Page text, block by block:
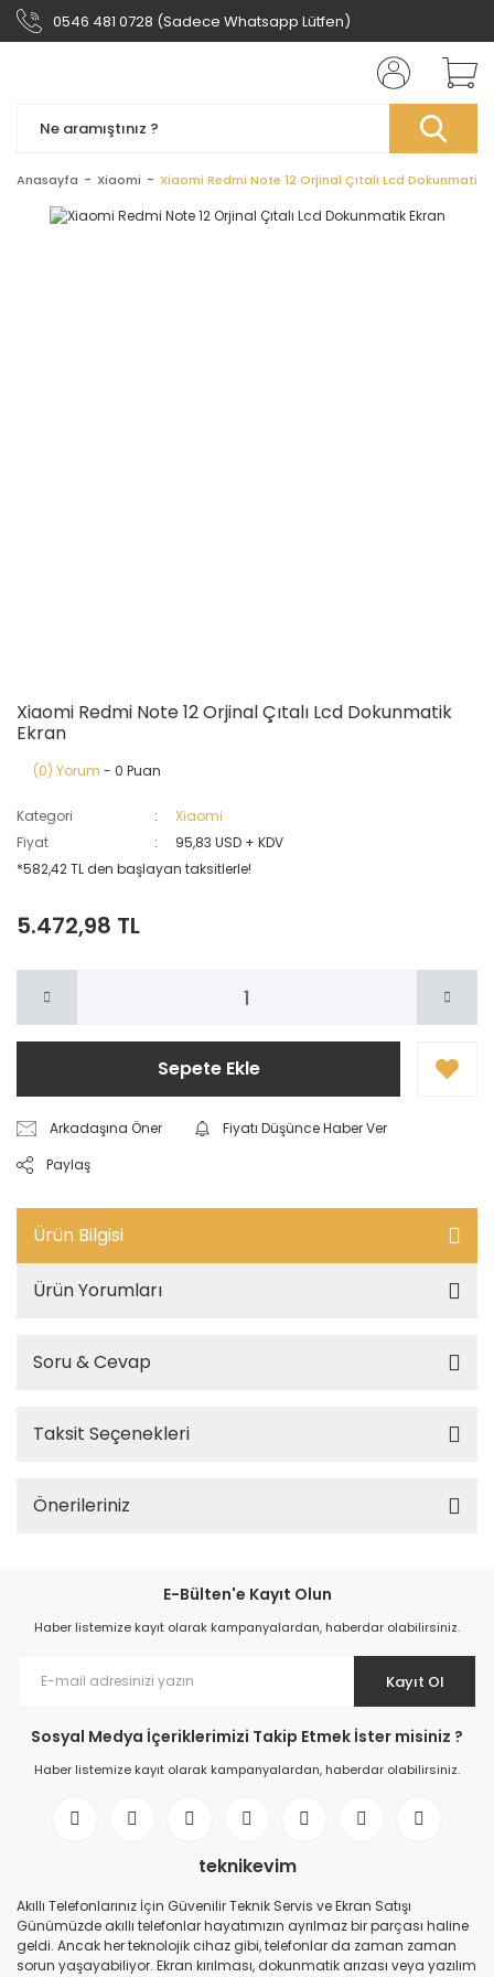
0546 481 0728 (Sadece Whatsapp Lütfen)
Anasayfa Xiaomi Xiaomi Redmi Note 12 Orjinal Çıtalı Lcd Dokunmatik
Xiaomi Redmi Note 12 Orjinal Çıtalı Lcd Dokunmatik
Ekran
(0) Yorum - 0 Puan
Kategori
Xiaomi
Fiyat
95,83 USD + KDV
*582,42 TL den başlayan taksitlerle!
5.472,98 TL
Sepete Ekle
Arkadaşına Öner
Fiyatı Düşünce Haber Ver
Paylaş
Ürün Bilgisi
Ürün Yorumları
Soru & Cevap
Taksit Seçenekleri
Önerileriniz
E-Bülten'e Kayıt Olun
Haber listemize kayıt olarak kampanyalardan, haberdar olabilirsiniz.
Kayıt Ol
Sosyal Medya İçeriklerimizi Takip Etmek İster misiniz ?
Haber listemize kayıt olarak kampanyalardan, haberdar olabilirsiniz.
teknikevim
Akıllı Telefonlarınız İçin Güvenilir Teknik Servis ve Ekran Satışı
Günümüzde akıllı telefonlar hayatımızın ayrılmaz bir parçası haline
geldi. Ancak her teknolojik cihaz gibi, telefonlar da zaman zaman
sorun yaşayabiliyor. Ekran kırılması, dokunmatik arızası veya yazılım